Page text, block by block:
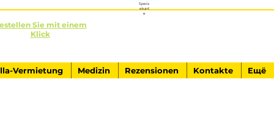
Speis
ekart
e
Sie mit einem
Klick
Vermietung Medizin Rezensionen Kontakte Ещё